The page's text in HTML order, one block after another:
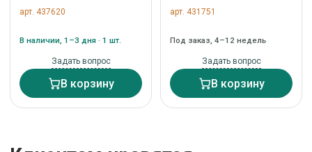
Арамак (Aramac)
300*400см арт. 75-
арт. 437620
В наличии, 1–3 дня · 1 шт.
Задать вопрос
В корзину
Ковер Петра (Pietra)
JH-22326 300*400см
300/400
арт. 431751
Под заказ, 4–12 недель
Задать вопрос
В корзину